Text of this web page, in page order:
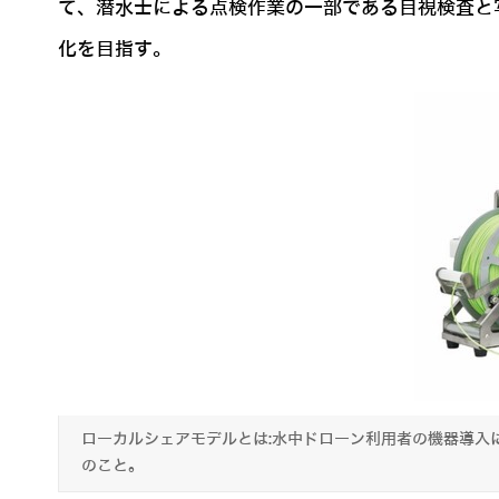
て、潜水士による点検作業の一部である目視検査
化を目指す。
ローカルシェアモデルとは:水中ドローン利用者の機器導
のこと。